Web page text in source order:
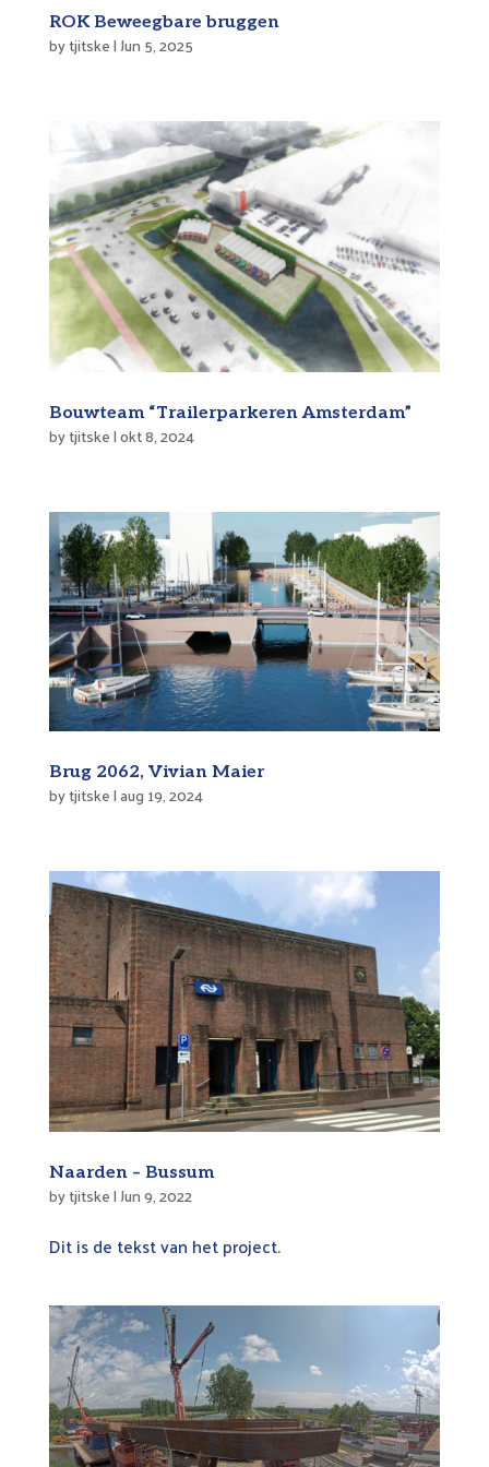
ROK Beweegbare bruggen
bytjitske| Jun 5, 2025
Bouwteam “Trailerparkeren Amsterdam”
bytjitske|okt 8, 2024
Brug 2062, Vivian Maier
bytjitske|aug 19, 2024
Naarden – Bussum
bytjitske| Jun 9, 2022
Dit is de tekst van het project.